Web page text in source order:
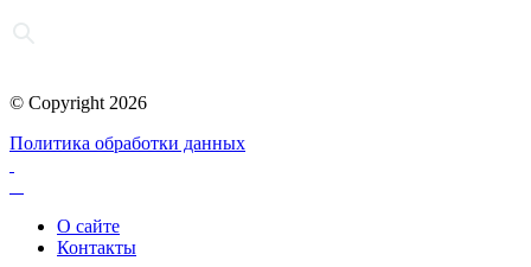
© Copyright 2026
Политика обработки данных
О сайте
Контакты